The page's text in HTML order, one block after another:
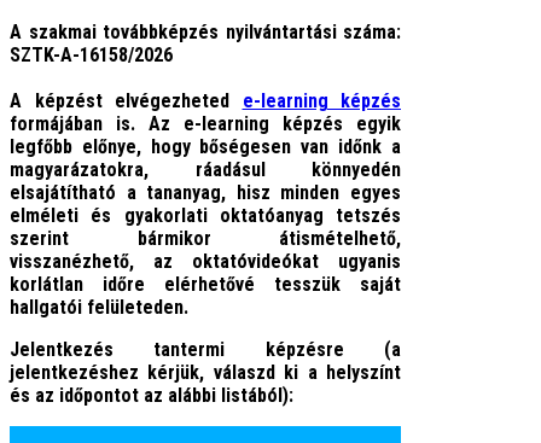
A szakmai továbbképzés nyilvántartási száma:
SZTK-A-16158/2026
A képzést elvégezheted e-learning képzés
formájában is. Az e-learning képzés egyik
legfőbb előnye, hogy bőségesen van időnk a
magyarázatokra, ráadásul könnyedén
elsajátítható a tananyag, hisz minden egyes
elméleti és gyakorlati oktatóanyag tetszés
szerint bármikor átismételhető,
visszanézhető, az oktatóvideókat ugyanis
korlátlan időre elérhetővé tesszük saját
hallgatói felületeden.
Jelentkezés tantermi képzésre (a
jelentkezéshez kérjük, válaszd ki a helyszínt
és az időpontot az alábbi listából):